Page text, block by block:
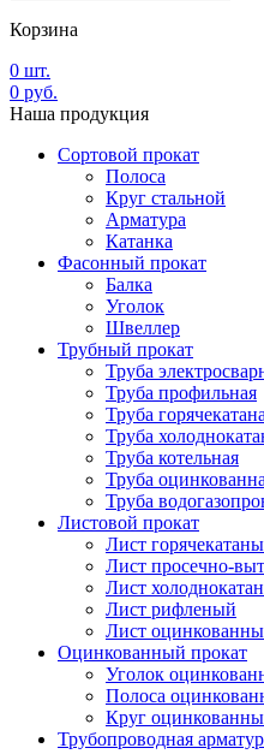
Корзина
0 шт.
0 руб.
Наша продукция
Сортовой прокат
Полоса
Круг стальной
Арматура
Катанка
Фасонный прокат
Балка
Уголок
Швеллер
Трубный прокат
Труба
Труба профильная
Труба
Труба
Труба котельная
Труба
Труба
Листовой прокат
Лист
Лист просечно-
Лист
Лист рифленый
Лист
Оцинкованный прокат
Уголок
Полоса
Круг
Трубопроводная